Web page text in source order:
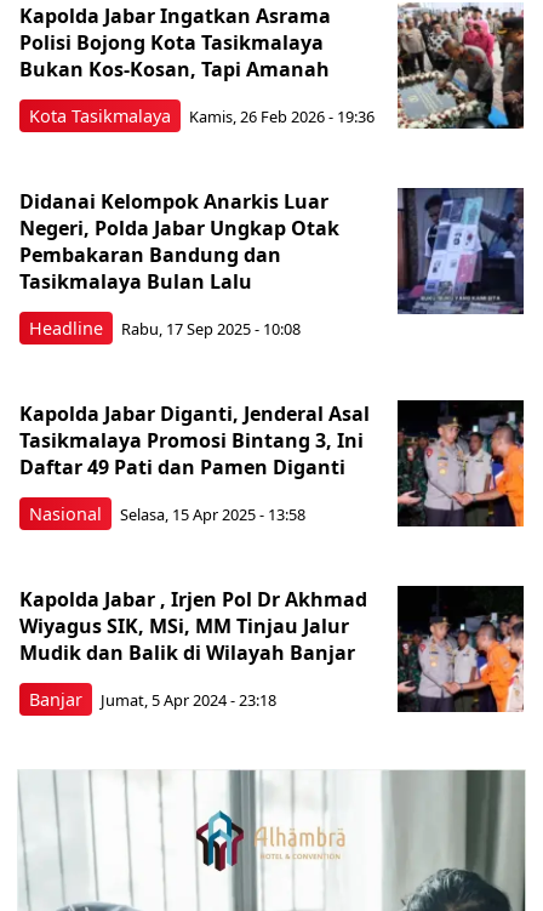
Kota Tasikmalaya
Kapolda Jabar Ingatkan Asrama
Polisi Bojong Kota Tasikmalaya
Bukan Kos-Kosan, Tapi Amanah
Kamis, 26 Feb 2026 - 19:36
Headline
Didanai Kelompok Anarkis Luar
Negeri, Polda Jabar Ungkap Otak
Pembakaran Bandung dan
Tasikmalaya Bulan Lalu
Rabu, 17 Sep 2025 - 10:08
Nasional
Kapolda Jabar Diganti, Jenderal Asal
Tasikmalaya Promosi Bintang 3, Ini
Daftar 49 Pati dan Pamen Diganti
Selasa, 15 Apr 2025 - 13:58
Banjar
Kapolda Jabar , Irjen Pol Dr Akhmad
Wiyagus SIK, MSi, MM Tinjau Jalur
Mudik dan Balik di Wilayah Banjar
Jumat, 5 Apr 2024 - 23:18